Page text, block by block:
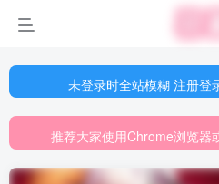
未登录时全站模糊 注册登
推荐大家使用Chrome浏览器
网站游戏资源已
推荐大家使用Chrome浏览器